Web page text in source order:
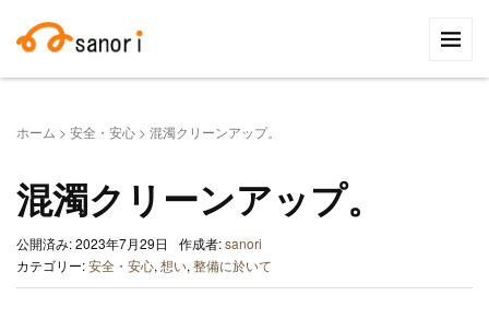
索:
ホーム > 安全・安心 > 混濁クリーンアップ。
混濁クリーンアップ。
公開済み: 2023年7月29日 作成者:sanori
カテゴリー:安全・安心, 想い, 整備に於いて